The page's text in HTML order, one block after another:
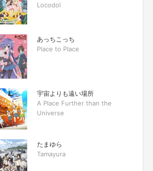
Locodol
あっちこっち
Place to Place
宇宙よりも遠い場所
A Place Further than the
Universe
たまゆら
Tamayura